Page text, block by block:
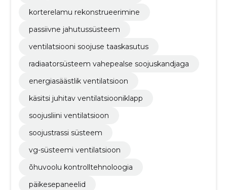
korterelamu rekonstrueerimine
passiivne jahutussüsteem
ventilatsiooni soojuse taaskasutus
radiaatorsüsteem vahepealse soojuskandjaga
energiasäästlik ventilatsioon
käsitsi juhitav ventilatsiooniklapp
soojusliini ventilatsioon
soojustrassi süsteem
vg-süsteemi ventilatsioon
õhuvoolu kontrolltehnoloogia
päikesepaneelid